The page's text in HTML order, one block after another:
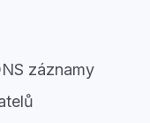
záznamy